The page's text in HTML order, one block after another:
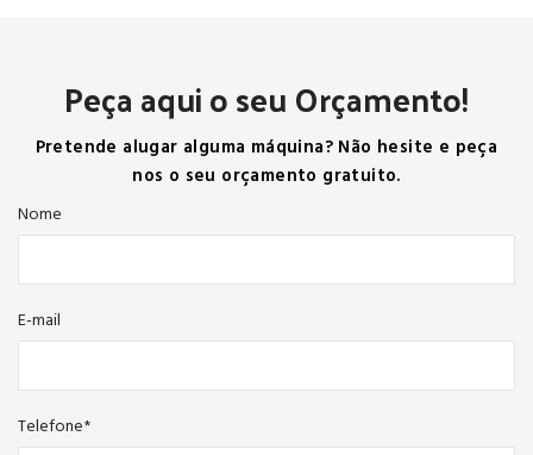
Peça aqui o seu Orçamento!
Pretende alugar alguma máquina? Não hesite e peça
nos o seu orçamento gratuito.
Nome
E-mail
Telefone*